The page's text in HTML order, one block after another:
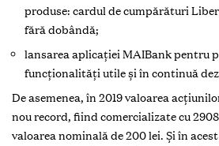
produse: cardul de cumpărături
fără dobândă;
lansarea aplicaţiei MAIBank pentru
funcționalități utile şi în continuă
De asemenea, în 2019 valoarea
nou record, fiind comercializate cu
valoarea nominală de 200 lei. Și în